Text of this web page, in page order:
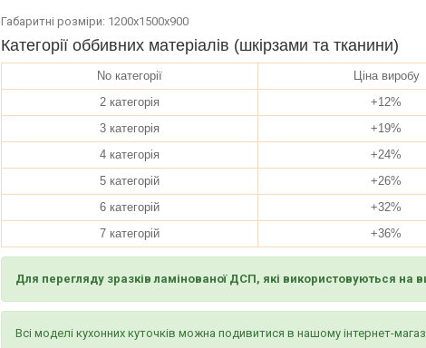
Габаритні розміри: 1200х1500х900
Категорії оббивних матеріалів (шкірзами та тканини)
No категорії Ціна виробу
2 категорія
+12%
3 категорія
+19%
4 категорія
+24%
5 категорій
+26%
6 категорій
+32%
7 категорій
+36%
Для перегляду зразків ламінованої ДСП, які використовуються на
Всі моделі кухонних куточків можна подивитися в нашому інтернет-